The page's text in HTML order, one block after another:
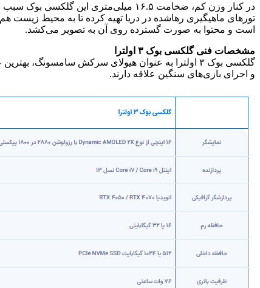
در کنار وزن کم، ضخامت ۱۶.۵
است و محتوا به صورت گسترده روی آن به تصویر می‌کشد.
مشخصات فنی گلکسی بوک ۳ اولترا
گلکسی بوک ۳ اولترا به عنوان هیولای سرکش
و اجرای بازی‌های سنگین علاقه دارند.